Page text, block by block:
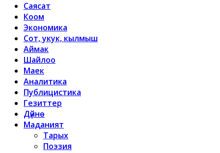
Саясат
Коом
Экономика
Сот, укук, кылмыш
Аймак
Шайлоо
Маек
Аналитика
Публицистика
Гезиттер
Дүйнө
Маданият
Тарых
Поэзия